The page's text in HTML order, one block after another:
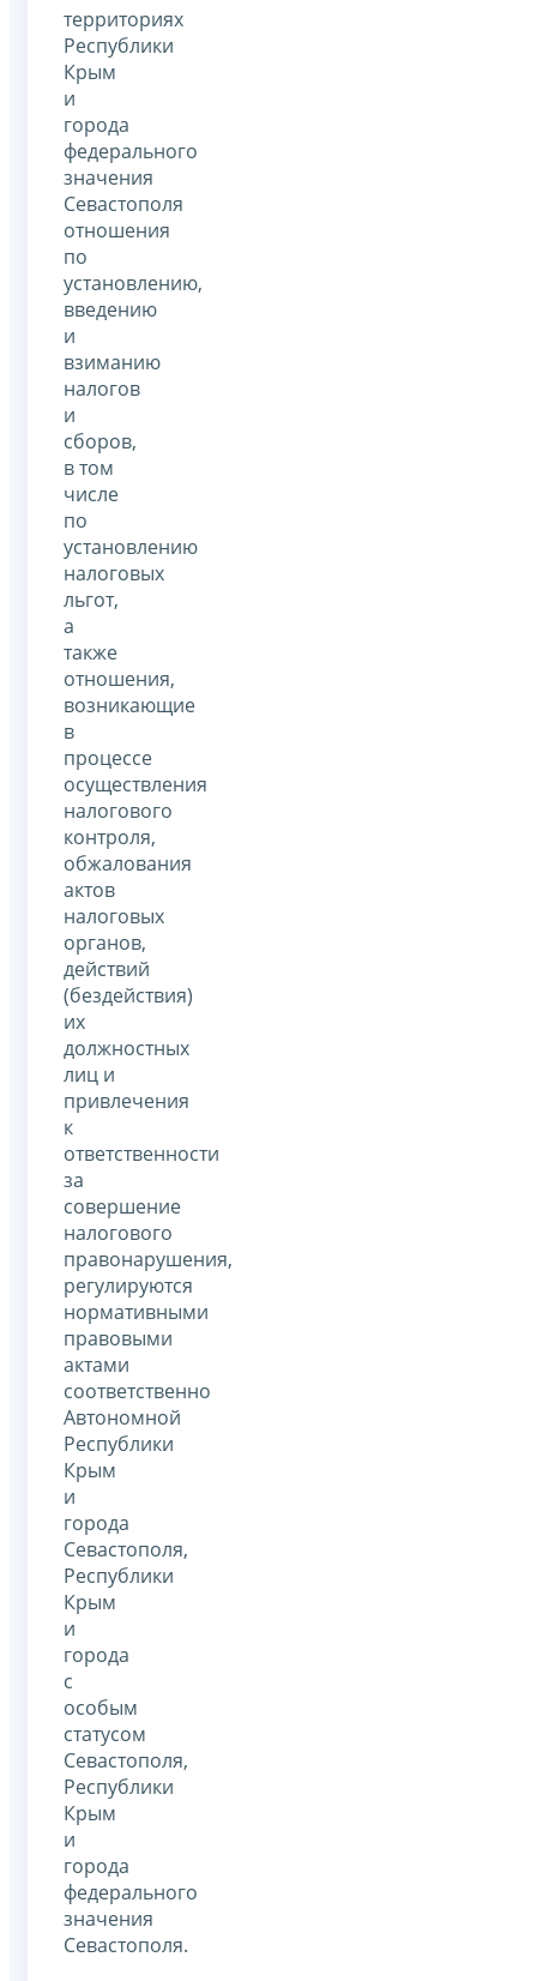
территориях
Республики
Крым
и
города
федерального
значения
Севастополя
отношения
по
установлению,
введению
и
взиманию
налогов
и
сборов,
в том
числе
по
установлению
налоговых
льгот,
а
также
отношения,
возникающие
в
процессе
осуществления
налогового
контроля,
обжалования
актов
налоговых
органов,
действий
(бездействия)
их
должностных
лиц и
привлечения
к
ответственности
за
совершение
налогового
правонарушения,
регулируются
нормативными
правовыми
актами
соответственно
Автономной
Республики
Крым
и
города
Севастополя,
Республики
Крым
и
города
с
особым
статусом
Севастополя,
Республики
Крым
и
города
федерального
значения
Севастополя.